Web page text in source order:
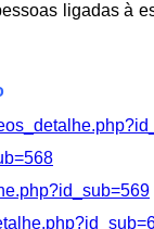
ligadas à